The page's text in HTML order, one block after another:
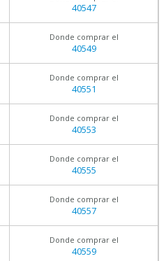
40547
Donde comprar el
40549
Donde comprar el
40551
Donde comprar el
40553
Donde comprar el
40555
Donde comprar el
40557
Donde comprar el
40559